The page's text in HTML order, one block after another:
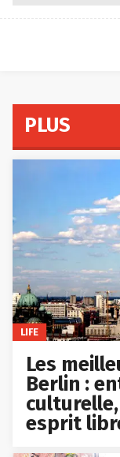
PLUS
LIFE
Les
Berlin :
esprit